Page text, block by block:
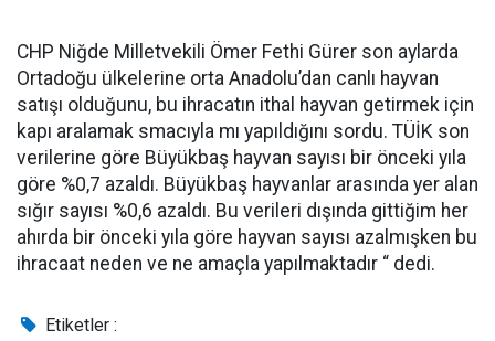
CHP Niğde Milletvekili Ömer Fethi Gürer son aylarda
Ortadoğu ülkelerine orta Anadolu’dan canlı hayvan
satışı olduğunu, bu ihracatın ithal hayvan getirmek için
kapı aralamak smacıyla mı yapıldığını sordu. TÜİK son
verilerine göre Büyükbaş hayvan sayısı bir önceki yıla
göre %0,7 azaldı. Büyükbaş hayvanlar arasında yer alan
sığır sayısı %0,6 azaldı. Bu verileri dışında gittiğim her
ahırda bir önceki yıla göre hayvan sayısı azalmışken bu
ihracaat neden ve ne amaçla yapılmaktadır “ dedi.
Etiketler :